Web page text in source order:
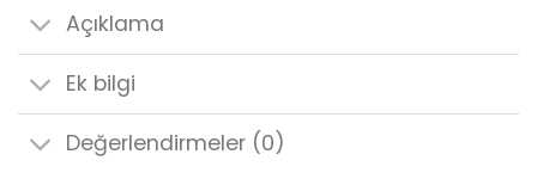
Açıklama
Ek bilgi
Değerlendirmeler (0)